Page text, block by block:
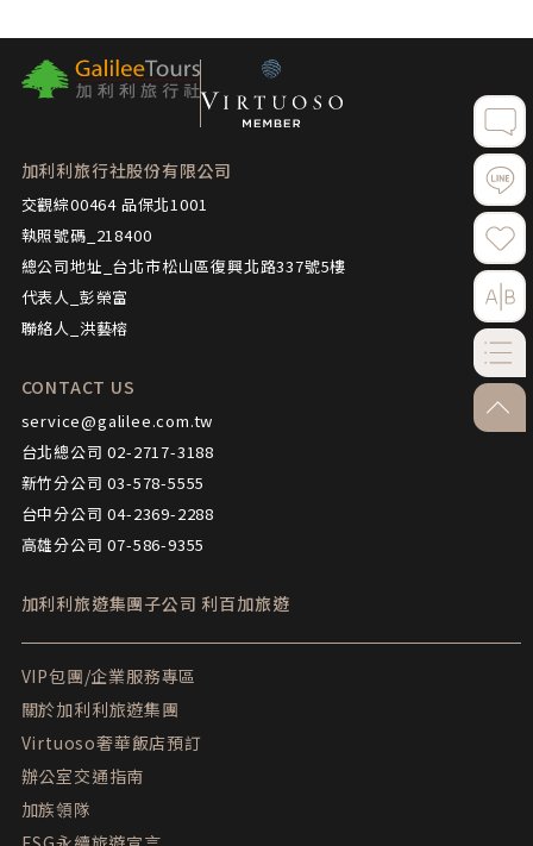
go-
加利利旅行社股份有限公司
交觀綜00464 品保北1001
執照號碼_218400
總公司地址_台北市松山區復興北路337號5樓
代表人_彭榮富
聯絡人_洪藝榕
CONTACT US
service@galilee.com.tw
台北總公司 02-2717-3188
新竹分公司 03-578-5555
台中分公司 04-2369-2288
高雄分公司 07-586-9355
加利利旅遊集團子公司 利百加旅遊
VIP包團/企業服務專區
關於加利利旅遊集團
Virtuoso奢華飯店預訂
辦公室交通指南
加族領隊